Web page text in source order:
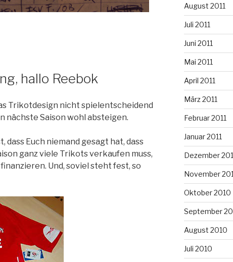
hallo Reebok
Trikotdesign nicht spielentscheidend
nächste Saison wohl absteigen.
dass Euch niemand gesagt hat, dass
ganz viele Trikots verkaufen muss,
Und, soviel steht fest, so
August 2011
Juli 2011
Juni 2011
Mai 2011
April 2011
März 2011
Februar 2011
Januar 2011
Dezember
November
Oktober 2010
September
August 2010
Juli 2010